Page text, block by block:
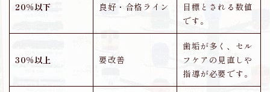
20%以下 良好・合格ライン
目標とされる数値
です。
30%以上 要改善
歯垢が多く、セル
フケアの見直しや
指導が必要です。